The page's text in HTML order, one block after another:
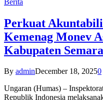
Perkuat
Kemenag Monev
Kabupaten
By adminDecember 18, 20250
Ungaran (Humas) –
Republik Indonesia